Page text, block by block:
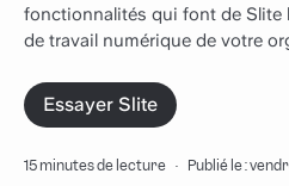
fonctionnalités qui font de Slite
de travail numérique de votre
Essayer Slite
15 minutes de lecture · Publié le :